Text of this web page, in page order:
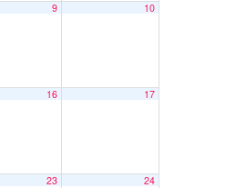
9 10
16 17
23 24